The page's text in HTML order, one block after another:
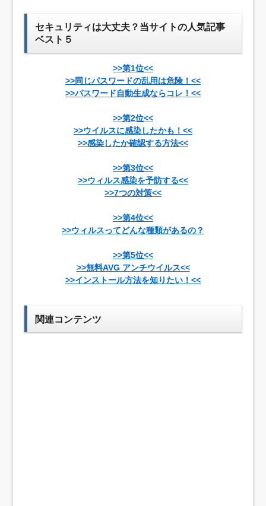
セキュリティは大丈夫？当サイトの人気記事
ベスト５
>>第1位<<
>>同じパスワードの乱用は危険！<<
>>パスワード自動生成ならコレ！<<
>>第2位<<
>>ウイルスに感染したかも！<<
>>感染したか確認する方法<<
>>第3位<<
>>ウィルス感染を予防する<<
>>7つの対策<<
>>第4位<<
>>ウィルスってどんな種類があるの？
>>第5位<<
>>無料AVG アンチウイルス<<
>>インストール方法を知りたい！<<
関連コンテンツ